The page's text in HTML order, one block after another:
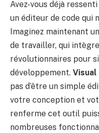
Avez-vous déjà
un éditeur de code qui
Imaginez maintenant
de travailler, qui
révolutionnaires pour
développement. Visual
pas d’être un simple
votre conception et
renferme cet outil
nombreuses